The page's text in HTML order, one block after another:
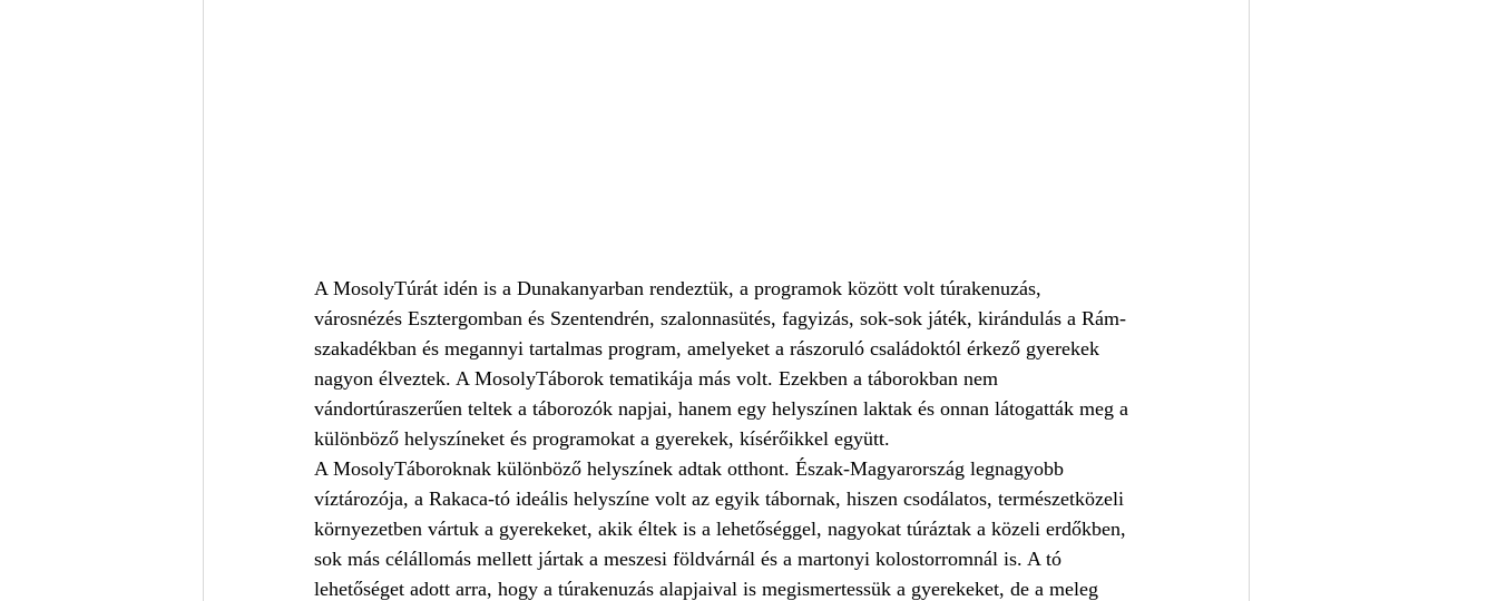
A MosolyTúrát idén is a Dunakanyarban rendeztük, a programok között volt túrakenuzás,
városnézés Esztergomban és Szentendrén, szalonnasütés, fagyizás, sok-sok játék, kirándulás a Rám-
szakadékban és megannyi tartalmas program, amelyeket a rászoruló családoktól érkező gyerekek
nagyon élveztek. A MosolyTáborok tematikája más volt. Ezekben a táborokban nem
vándortúraszerűen teltek a táborozók napjai, hanem egy helyszínen laktak és onnan látogatták meg a
különböző helyszíneket és programokat a gyerekek, kísérőikkel együtt.
A MosolyTáboroknak különböző helyszínek adtak otthont. Észak-Magyarország legnagyobb
víztározója, a Rakaca-tó ideális helyszíne volt az egyik tábornak, hiszen csodálatos, természetközeli
környezetben vártuk a gyerekeket, akik éltek is a lehetőséggel, nagyokat túráztak a közeli erdőkben,
sok más célállomás mellett jártak a meszesi földvárnál és a martonyi kolostorromnál is. A tó
lehetőséget adott arra, hogy a túrakenuzás alapjaival is megismertessük a gyerekeket, de a meleg